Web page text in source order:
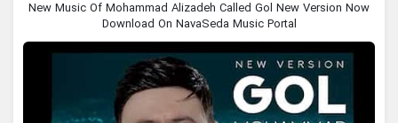
New Music Of Mohammad Alizadeh Called Gol New Version Now
Download On NavaSeda Music Portal